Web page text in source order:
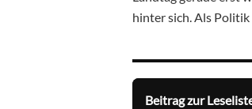
hinter sich. Als Politik
Beitrag zur